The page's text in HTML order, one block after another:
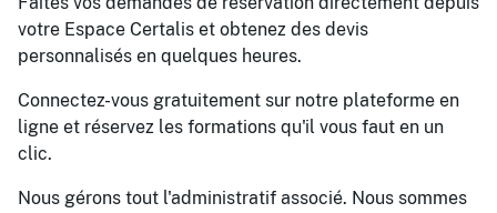
votre Espace Certalis et obtenez des devis
personnalisés en quelques heures.
Connectez-vous gratuitement sur notre plateforme en
ligne et réservez les formations qu'il vous faut en un
clic.
Nous gérons tout l'administratif associé. Nous sommes